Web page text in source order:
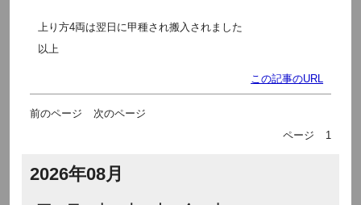
上り方4両は翌日に甲種され搬入されました
以上
この記事のURL
前のページ
次のページ
ページ
1
2026年08月